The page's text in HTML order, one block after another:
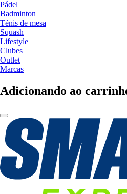
Pádel
Badminton
Ténis de mesa
Squash
Lifestyle
Clubes
Outlet
Marcas
Adicionando ao